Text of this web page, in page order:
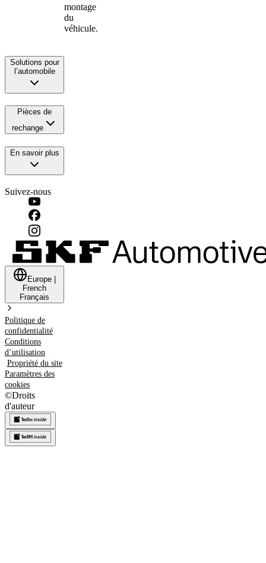
montage
du
véhicule.
Solutions pour
l’automobile
Pièces de
rechange
En savoir plus
Suivez-nous
Europe
French
Français
Politique de
confidentialité
Conditions
d’utilisation
Propriété du site
Paramètres des
cookies
©Droits
d'auteur